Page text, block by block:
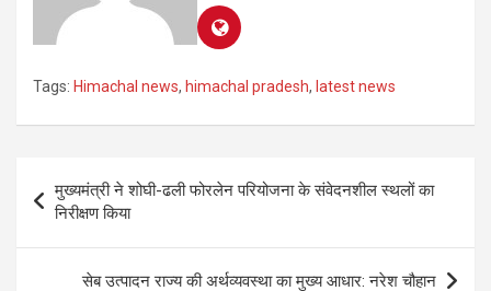
Tags: Himachal news, himachal pradesh, latest news
मुख्यमंत्री ने शोघी-ढली फोरलेन परियोजना के संवेदनशील स्थलों का
निरीक्षण किया
सेब उत्पादन राज्य की अर्थव्यवस्था का मुख्य आधार: नरेश चौहान